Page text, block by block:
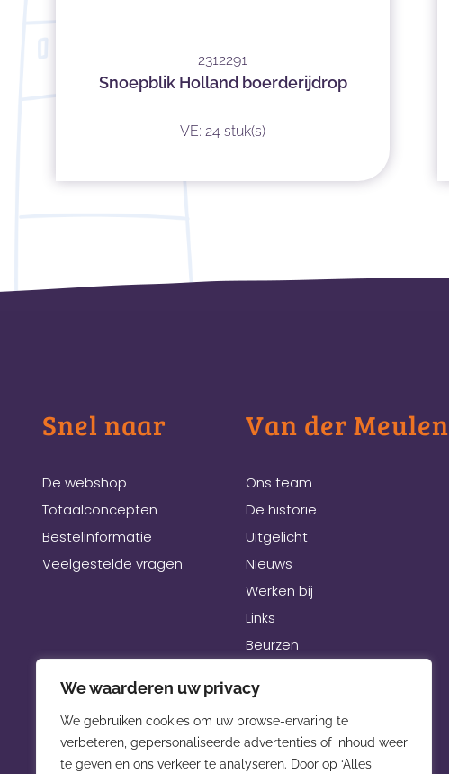
We waarderen uw privacy
We gebruiken cookies om uw browse-ervaring te
verbeteren, gepersonaliseerde advertenties of inhoud weer
te geven en ons verkeer te analyseren. Door op ‘Alles
2312291
Snoepblik Holland boerderijdrop
VE: 24 stuk(s)
Snel naar
De webshop
Totaalconcepten
Bestelinformatie
Veelgestelde vragen
Van der Meulen
Ons team
De historie
Uitgelicht
Nieuws
Werken bij
Links
Beurzen